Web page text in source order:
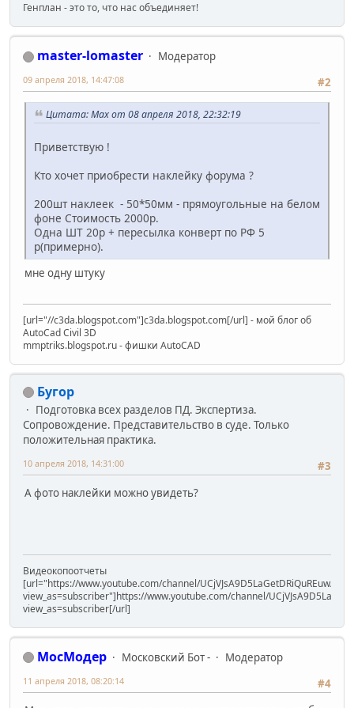
Генплан - это то, что нас объединяет!
master-lomaster
Модератор
#2
09 апреля 2018, 14:47:08
Цитата: Max от 08 апреля 2018, 22:32:19
Приветствую !
Кто хочет приобрести наклейку форума ?
200шт наклеек - 50*50мм - прямоугольные на белом
фоне Стоимость 2000р.
Одна ШТ 20р + пересылка конверт по РФ 5
р(примерно).
мне одну штуку
[url="//c3da.blogspot.com"]c3da.blogspot.com[/url] - мой блог об
AutoCad Civil 3D
mmptriks.blogspot.ru - фишки AutoCAD
Бугор
Подготовка всех разделов ПД. Экспертиза.
Сопровождение. Представительство в суде. Только
положительная практика.
#3
10 апреля 2018, 14:31:00
А фото наклейки можно увидеть?
Видеокопоотчеты
[url="https://www.youtube.com/channel/UCjVJsA9D5LaGetDRiQuREuw/
view_as=subscriber"]https://www.youtube.com/channel/
view_as=subscriber[/url]
МосМодер Московский Бот -
Модератор
#4
11 апреля 2018, 08:20:14